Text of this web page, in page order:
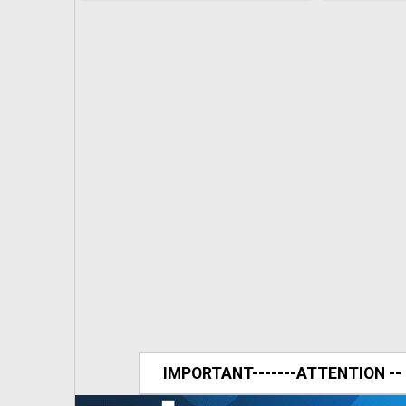
IMPORTANT-------ATTENTION --